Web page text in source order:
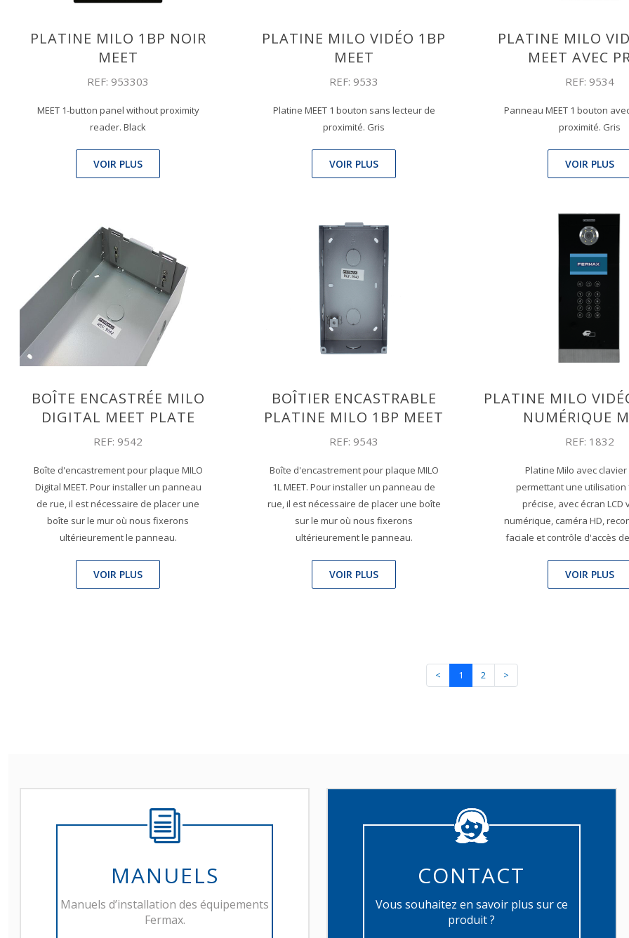
PLATINE MILO 1BP NOIR
MEET
REF: 953303
MEET 1-button panel without proximity
reader. Black
VOIR PLUS
PLATINE MILO VIDÉO 1BP
MEET
REF: 9533
Platine MEET 1 bouton sans lecteur de
proximité. Gris
VOIR PLUS
PLATINE MILO
MEET AVEC
REF: 9534
Panneau MEET 1 bouton
proximité. Gris
VOIR PLUS
BOÎTE ENCASTRÉE MILO
DIGITAL MEET PLATE
REF: 9542
Boîte d'encastrement pour plaque MILO
Digital MEET. Pour installer un panneau
de rue, il est nécessaire de placer une
boîte sur le mur où nous fixerons
ultérieurement le panneau.
VOIR PLUS
BOÎTIER ENCASTRABLE
PLATINE MILO 1BP MEET
REF: 9543
Boîte d'encastrement pour plaque MILO
1L MEET. Pour installer un panneau de
rue, il est nécessaire de placer une boîte
sur le mur où nous fixerons
ultérieurement le panneau.
VOIR PLUS
PLATINE MILO
NUMÉRIQUE
REF: 1832
Platine Milo avec clavier
permettant une utilisation
précise, avec écran LCD
numérique, caméra HD,
faciale et contrôle d'accès
VOIR PLUS
< 1 2 >
MANUELS
Manuels d’installation des équipements
Fermax.
CONTACT
Vous souhaitez en savoir plus sur ce
produit ?